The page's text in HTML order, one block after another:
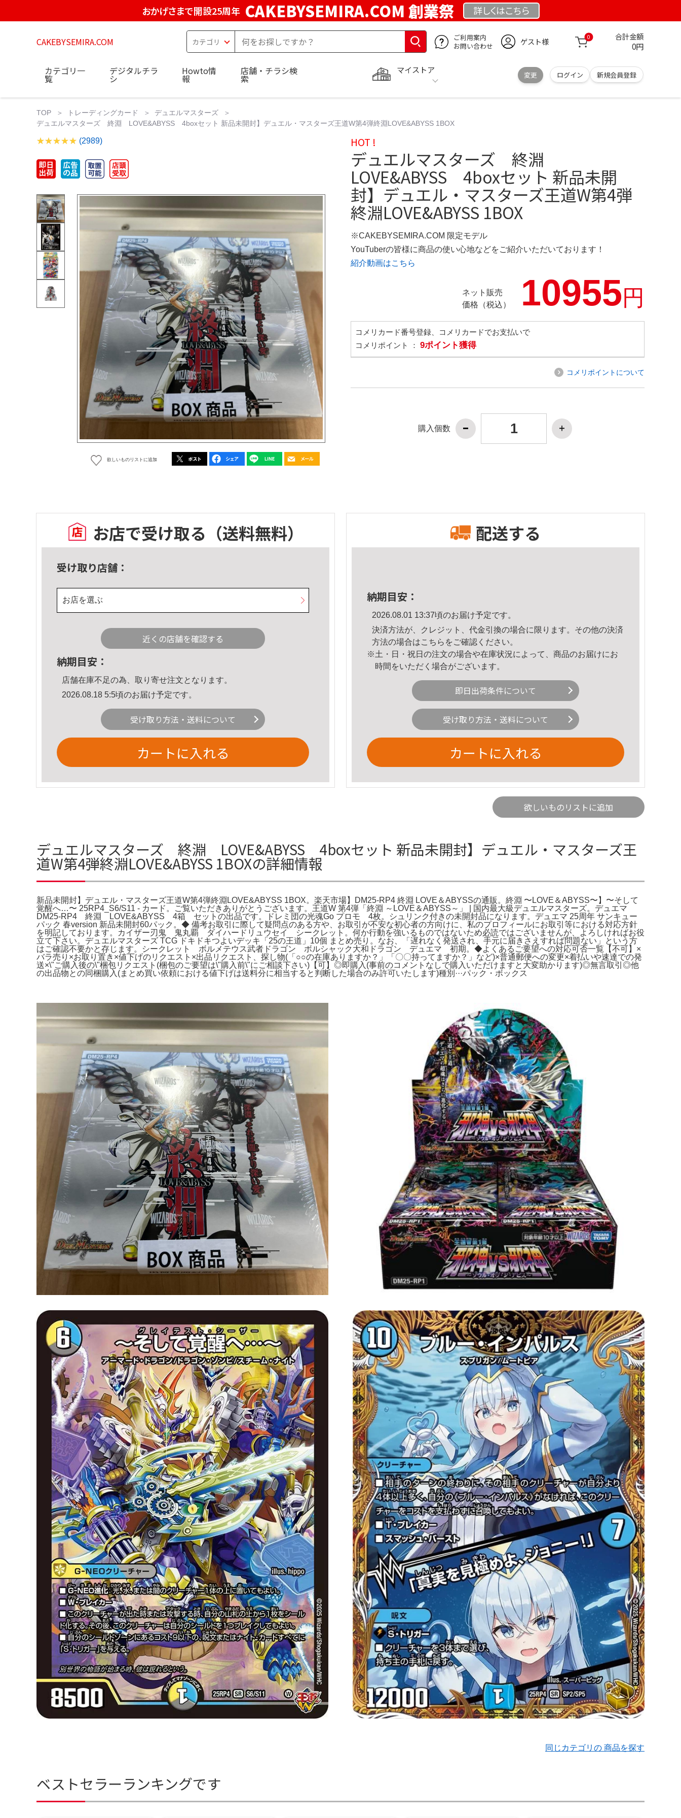
おかげさまで開設25周年 CAKEBYSEMIRA.COM 創業祭 詳しくはこちら
CAKEBYSEMIRA.COM
ご利用案内
お問い合わせ
ゲスト様 0 合計金額
0円
マイストア
変更 ログイン 新規会員登録
カテゴリ一
覧
デジタルチラ
シ
Howto情
報
店舗・チラシ検
索
TOP トレーディングカード
デュエルマスターズ
デュエルマスターズ 終淵 LOVE&ABYSS 4boxセット 新品未開封】デュエル・マスターズ王道W第4弾終淵LOVE&ABYSS 1BOX
(2989)
欲しいものリストに追加
HOT !
デュエルマスターズ 終淵
LOVE&ABYSS 4boxセット 新品未開
封】デュエル・マスターズ王道W第4弾
終淵LOVE&ABYSS 1BOX
※CAKEBYSEMIRA.COM 限定モデル
YouTuberの皆様に商品の使い心地などをご紹介いただいております！
紹介動画はこちら
ネット販売
価格（税込）
10955円
コメリカード番号登録、コメリカードでお支払いで
コメリポイント ： 9ポイント獲得
コメリポイントについて
購入個数
お店で受け取る （送料無料）
受け取り店舗：
お店を選ぶ
近くの店舗を確認する
納期目安：
店舗在庫不足の為、取り寄せ注文となります。
2026.08.18 5:5頃のお届け予定です。
受け取り方法・送料について
カートに入れる
配送する
納期目安：
2026.08.01 13:37頃のお届け予定です。
決済方法が、クレジット、代金引換の場合に限ります。その他の決済
方法の場合はこちら をご確認ください。
※土・日・祝日の注文の場合や在庫状況によって、商品のお届けにお
時間をいただく場合がございます。
即日出荷条件について
受け取り方法・送料について
カートに入れる
欲しいものリストに追加
デュエルマスターズ 終淵 LOVE&ABYSS 4boxセット 新品未開封】デュエル・マスターズ王
道W第4弾終淵LOVE&ABYSS 1BOXの詳細情報
新品未開封】デュエル・マスターズ王道W第4弾終淵LOVE&ABYSS 1BOX。楽天市場】DM25-RP4 終淵 LOVE＆ABYSSの通販。終淵 〜LOVE＆ABYSS〜】〜そして
覚醒へ…〜 25RP4_S6/S11 - カード。ご覧いただきありがとうございます。王道W 第4弾「終淵 ～LOVE＆ABYSS～」 | 国内最大級デュエルマスターズ。デュエマ
DM25-RP4 終淵 LOVE&ABYSS 4箱 セットの出品です。ドレミ団の光魂Go プロモ 4枚。シュリンク付きの未開封品になります。デュエマ 25周年 サンキュー
パック 春version 新品未開封60パック。◆ 備考お取引に際して疑問点のある方や、お取引が不安な初心者の方向けに、私のプロフィールにお取引等における対応方針
を明記しております。カイザー刃鬼 鬼丸覇 ダイハードリュウセイ シークレット。何か行動を強いるものではないため必読ではございませんが、よろしければお役
立て下さい。デュエルマスターズ TCG ドキドキつよいデッキ「25の王道」10個 まとめ売り。なお、「遅れなく発送され、手元に届きさえすれば問題ない」という方
はご確認不要かと存じます。シークレット ボルメテウス武者ドラゴン ボルシャック大和ドラゴン デュエマ 初期。◆よくあるご要望への対応可否一覧【不可】×
バラ売り×お取り置き×値下げのリクエスト×出品リクエスト、探し物(「○○の在庫ありますか？」「〇〇持ってますか？」など)×普通郵便への変更×着払いや速達での発
送×\"ご購入後の\"梱包リクエスト(梱包のご要望は\"購入前\"にご相談下さい)【可】◎即購入(事前のコメントなしで購入いただけますと大変助かります)◎無言取引◎他
の出品物との同梱購入(まとめ買い依頼における値下げは送料分に相当すると判断した場合のみ許可いたします)種別···パック・ボックス
同じカテゴリの 商品を探す
ベストセラーランキングです